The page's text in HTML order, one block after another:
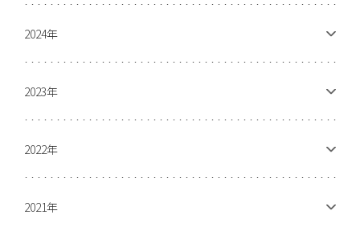
2024年
2023年
2022年
2021年